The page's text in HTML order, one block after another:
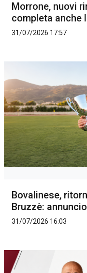
Morrone, nuovi
completa
31/07/2026 17:57
Bovalinese,
Bruzzè:
31/07/2026 16:03